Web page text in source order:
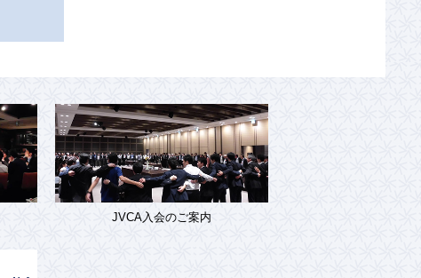
JVCA入会のご案内